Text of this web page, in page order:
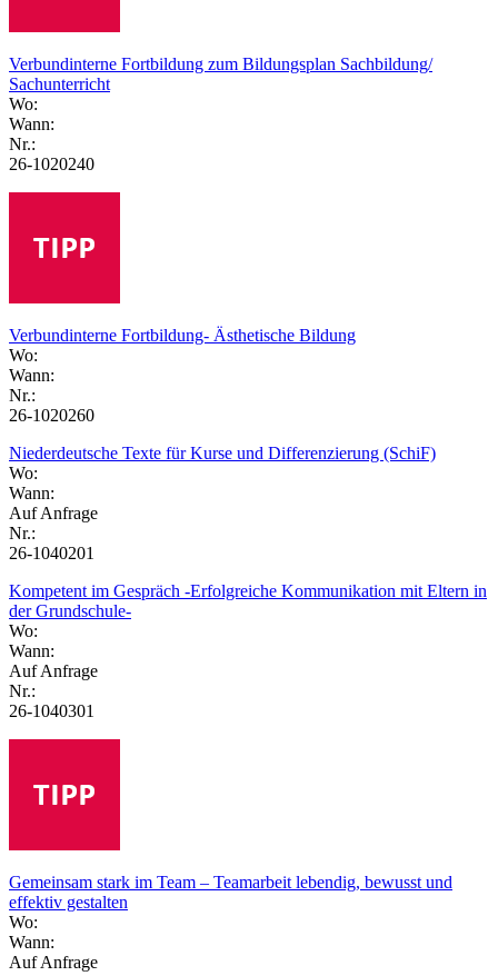
Verbundinterne Fortbildung zum Bildungsplan Sachbildung/
Sachunterricht
Wo:
Wann:
Nr.:
26-1020240
Verbundinterne Fortbildung- Ästhetische Bildung
Wo:
Wann:
Nr.:
26-1020260
Niederdeutsche Texte für Kurse und Differenzierung (SchiF)
Wo:
Wann:
Auf Anfrage
Nr.:
26-1040201
Kompetent im Gespräch -Erfolgreiche Kommunikation mit Eltern in
der Grundschule-
Wo:
Wann:
Auf Anfrage
Nr.:
26-1040301
Gemeinsam stark im Team – Teamarbeit lebendig, bewusst und
effektiv gestalten
Wo:
Wann:
Auf Anfrage